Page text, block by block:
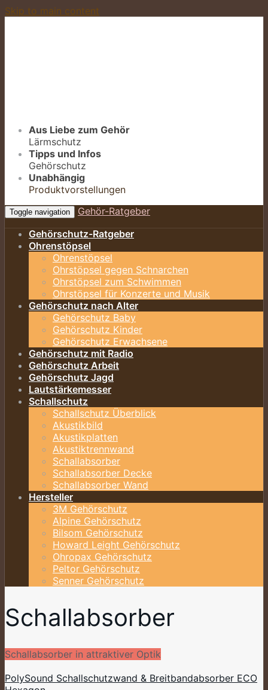
Skip to main content
Aus Liebe zum Gehör
Lärmschutz
Tipps und Infos
Gehörschutz
Unabhängig
Produktvorstellungen
Toggle navigation
Gehör-Ratgeber
Gehörschutz-Ratgeber
Ohrenstöpsel
Ohrenstöpsel
Ohrstöpsel gegen Schnarchen
Ohrstöpsel zum Schwimmen
Ohrstöpsel für Konzerte und Musik
Gehörschutz nach Alter
Gehörschutz Baby
Gehörschutz Kinder
Gehörschutz Erwachsene
Gehörschutz mit Radio
Gehörschutz Arbeit
Gehörschutz Jagd
Lautstärkemesser
Schallschutz
Schallschutz Überblick
Akustikbild
Akustikplatten
Akustiktrennwand
Schallabsorber
Schallabsorber Decke
Schallabsorber Wand
Hersteller
3M Gehörschutz
Alpine Gehörschutz
Bilsom Gehörschutz
Howard Leight Gehörschutz
Ohropax Gehörschutz
Peltor Gehörschutz
Senner Gehörschutz
Schallabsorber
Schallabsorber in attraktiver Optik
PolySound Schallschutzwand & Breitbandabsorber ECO